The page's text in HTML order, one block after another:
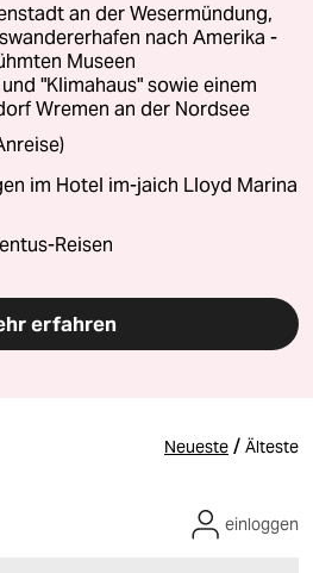
an der Wesermündung,
nach Amerika -
Museen
"Klimahaus" sowie einem
Wremen an der Nordsee
im Hotel im-jaich Lloyd Marina
Reisen
erfahren
Neueste / Älteste
einloggen